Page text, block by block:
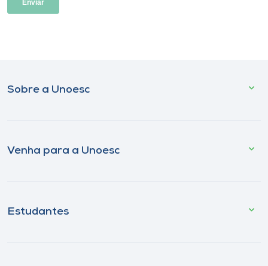
Sobre a Unoesc
Venha para a Unoesc
Estudantes